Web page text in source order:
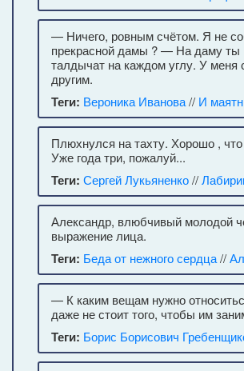
— Ничего, ровным счётом. Я не
прекрасной дамы ? — На даму ты
талдычат на каждом углу. У
другим.
Теги: Вероника Иванова// И
Плюхнулся на тахту. Хорошо ,
Уже года три, пожалуй...
Теги: Сергей Лукьяненко//
Александр, влюбчивый молодой
выражение лица.
Теги: Беда от нежного сердца//
— К каким вещам нужно
даже не стоит того, чтобы им
Теги: Борис Борисович